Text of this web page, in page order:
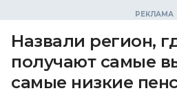
Назвали регион,
получают самые
самые низкие